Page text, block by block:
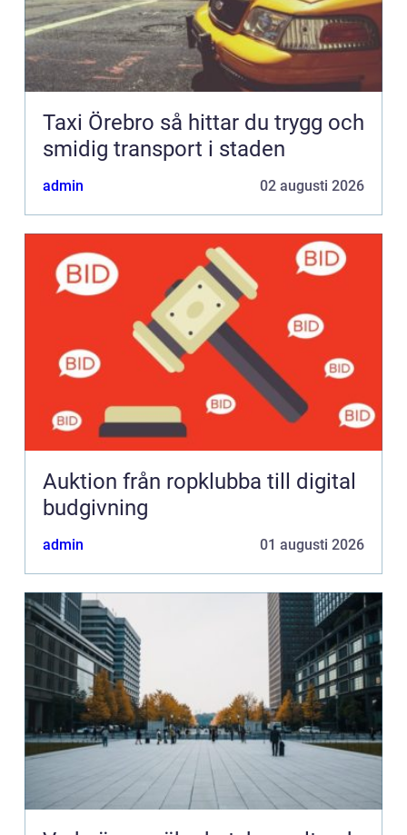
Taxi Örebro så hittar du trygg och
smidig transport i staden
admin 02 augusti 2026
Auktion från ropklubba till digital
budgivning
admin 01 augusti 2026